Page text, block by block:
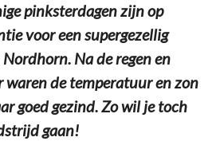
pinksterdagen zijn op
voor een supergezellig
Na de regen en
de temperatuur en zon
goed gezind. Zo wil je toch
gaan!